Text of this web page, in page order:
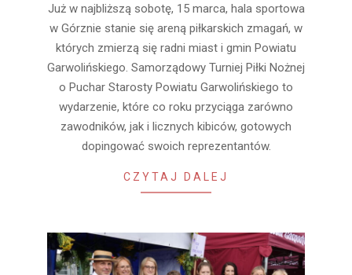
03-
14
Już w najbliższą sobotę, 15 marca, hala sportowa
w Górznie stanie się areną piłkarskich zmagań, w
których zmierzą się radni miast i gmin Powiatu
Garwolińskiego. Samorządowy Turniej Piłki Nożnej
o Puchar Starosty Powiatu Garwolińskiego to
wydarzenie, które co roku przyciąga zarówno
zawodników, jak i licznych kibiców, gotowych
dopingować swoich reprezentantów.
CZYTAJ DALEJ